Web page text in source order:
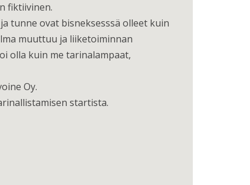
fiktiivinen.
tunne ovat bisneksesssä olleet kuin
muuttuu ja liiketoiminnan
olla kuin me tarinalampaat,
Oy.
startista.